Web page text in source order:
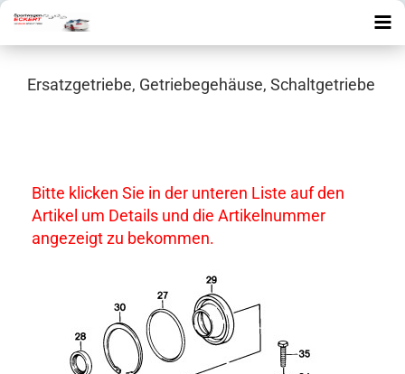
Ersatzgetriebe, Getriebegehäuse, Schaltgetriebe
Bitte klicken Sie in der unteren Liste auf den
Artikel um Details und die Artikelnummer
angezeigt zu bekommen.